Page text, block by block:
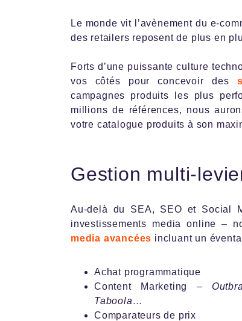
Le monde vit l’avènement du e-
des retailers reposent de plus en
Forts d’une puissante culture
vos côtés pour concevoir des
campagnes produits les plus
millions de références, nous
votre catalogue produits à son
Gestion multi-
Au-delà du SEA, SEO et Social
investissements media online –
media avancées incluant un
Achat programmatique
Content Marketing –
Taboola…
Comparateurs de prix